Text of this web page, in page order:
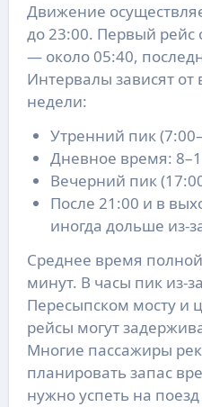
Движение
до 23:00. Первый рейс
— около 05:40,
Интервалы зависят от
недели:
Утренний пик
Дневное время:
Вечерний пик
После 21:00 и в
иногда дольше из-
Среднее время
минут. В часы пик из-
Пересыпском мосту и
рейсы могут
Многие пассажиры
планировать запас
нужно успеть на